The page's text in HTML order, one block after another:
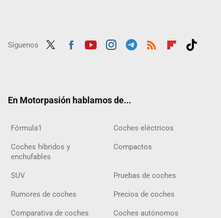
Síguenos
En Motorpasión hablamos de...
Fórmula1 Coches eléctricos
Coches híbridos y
enchufables
Compactos
SUV Pruebas de coches
Rumores de coches Precios de coches
Comparativa de coches Coches autónomos